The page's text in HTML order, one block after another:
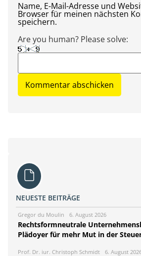
Name, E-Mail-Adresse und
Browser für meinen nächsten
speichern.
Are you human? Please solve:
NEUESTE BEITRÄGE
Gregor du Moulin 6. August 2026
Rechtsformneutrale
Plädoyer für mehr Mut in der
Prof. Dr. iur. Christoph Schmidt 6. August